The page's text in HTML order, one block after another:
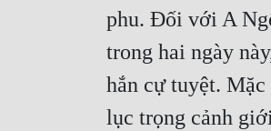
phu. Đối với A
trong hai ngày
hắn cự tuyệt. Mặc
lục trọng cảnh